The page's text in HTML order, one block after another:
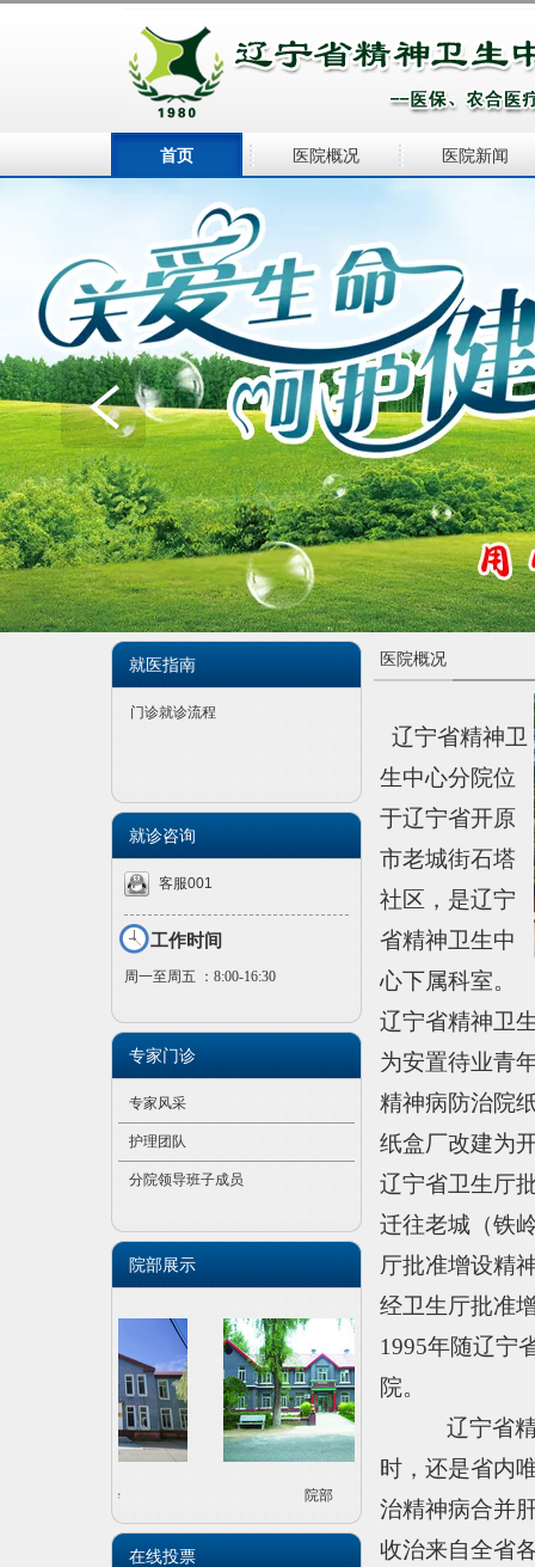
首页 医院概况 医院新闻
就医指南
门诊就诊流程
就诊咨询
客服001
工作时间
周一至周五 ：8:00-16:30
专家门诊
专家风采
护理团队
分院领导班子成员
院部展示
在线投票
医院概况
辽宁省精神卫
生中心分院位
于辽宁省开原
市老城街石塔
社区，是辽宁
省精神卫生中
心下属科室。
辽宁省精神卫
为安置待业青
精神病防治院
纸盒厂改建为
辽宁省卫生厅
迁往老城（铁
厅批准增设精
经卫生厅批准
1995年随辽宁
院。
辽宁省
时，还是省内
治精神病合并
收治来自全省